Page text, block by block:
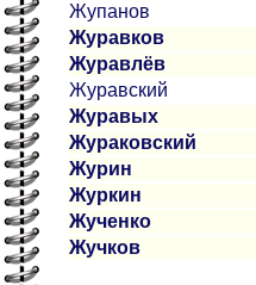
Жупанов
Журавков
Журавлёв
Журавский
Журавых
Жураковский
Журин
Журкин
Жученко
Жучков